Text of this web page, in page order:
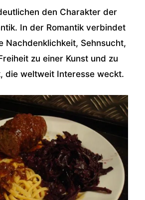
den Charakter der
In der Romantik verbindet
Nachdenklichkeit, Sehnsucht,
zu einer Kunst und zu
die weltweit Interesse weckt.